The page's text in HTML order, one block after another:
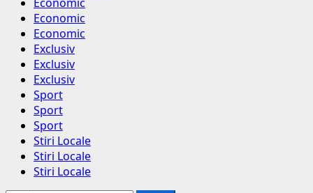
Economic
Economic
Exclusiv
Exclusiv
Exclusiv
Sport
Sport
Sport
Stiri Locale
Stiri Locale
Stiri Locale